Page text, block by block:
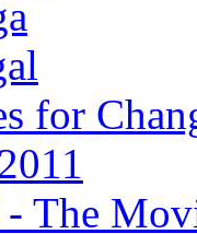
for
The